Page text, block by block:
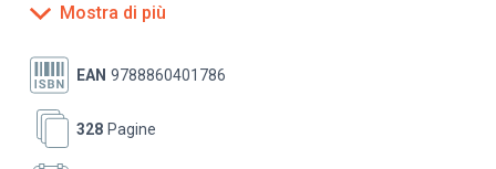
ricerca poetica: lei sembra voler dire con le parole ciò
scambio epistolare che si protrae per oltre due decenni,
caratterizzato dal pathos, dall'entusiasmo, da una
continua ebbrezza di vita e di lavoro, e presto anche
dalla disperazione. Come in una complessa partitura a
Mostra di più
EAN 9788860401786
Pagine
328